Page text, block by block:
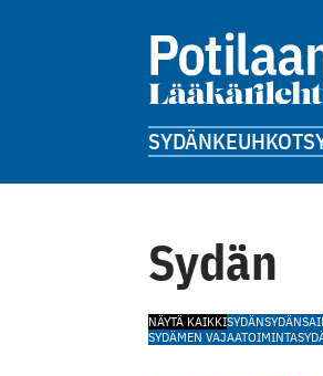
SYDÄNKEUHKOT
Sydän
NÄYTÄ KAIKKISYDÄN
SYDÄMEN VAJAATOIMINTA